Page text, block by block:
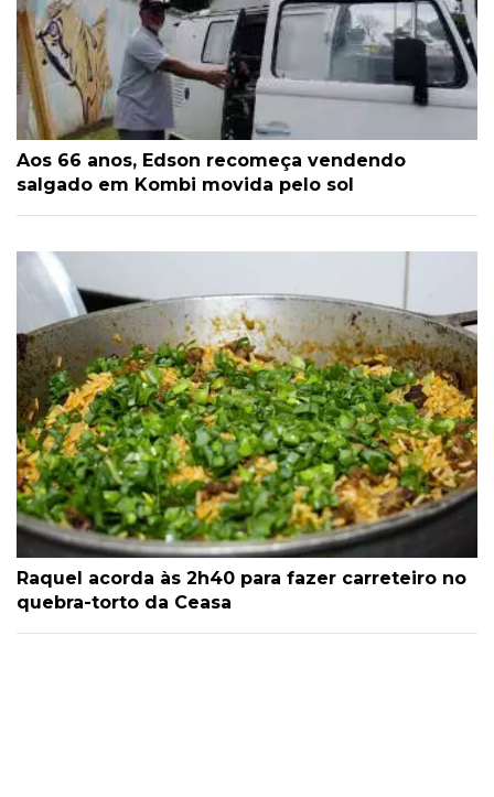
Aos 66 anos, Edson recomeça vendendo
salgado em Kombi movida pelo sol
Raquel acorda às 2h40 para fazer carreteiro no
quebra-torto da Ceasa